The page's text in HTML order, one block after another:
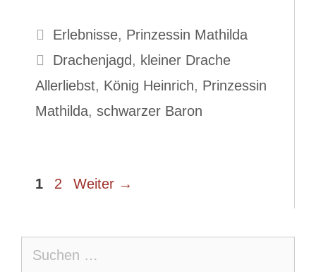
Kategorien
Erlebnisse, Prinzessin Mathilda
Schlagwörter
Drachenjagd , kleiner Drache
Allerliebst, König Heinrich, Prinzessin
Mathilda, schwarzer Baron
Seite
1 Seite
2 Weiter →
nach: